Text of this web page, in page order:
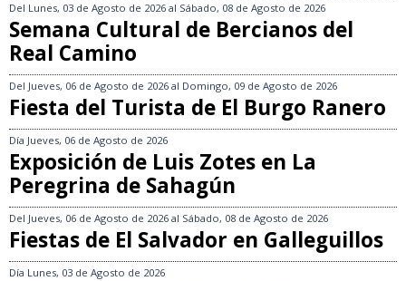
Del Lunes, 03 de Agosto de 2026 al Sábado, 08 de Agosto de 2026
Semana Cultural de Bercianos del
Real Camino
Del Jueves, 06 de Agosto de 2026 al Domingo, 09 de Agosto de 2026
Fiesta del Turista de El Burgo Ranero
Día Jueves, 06 de Agosto de 2026
Exposición de Luis Zotes en La
Peregrina de Sahagún
Del Jueves, 06 de Agosto de 2026 al Sábado, 08 de Agosto de 2026
Fiestas de El Salvador en Galleguillos
Día Lunes, 03 de Agosto de 2026